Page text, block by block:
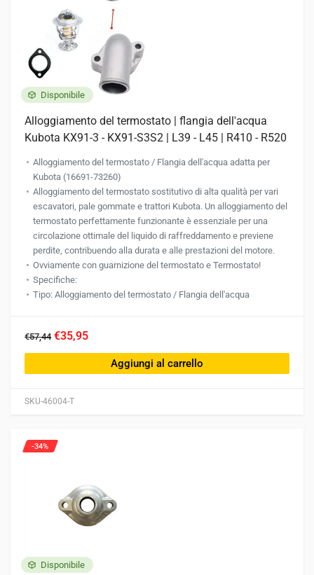
Disponibile
SKU-46004-T
Alloggiamento del termostato | flangia dell'acqua
Kubota KX91-3 - KX91-S3S2 | L39 - L45 | R410 - R520
Alloggiamento del termostato / Flangia dell'acqua adatta per
Kubota (16691-73260)
Alloggiamento del termostato sostitutivo di alta qualità per vari
escavatori, pale gommate e trattori Kubota. Un alloggiamento del
termostato perfettamente funzionante è essenziale per una
circolazione ottimale del liquido di raffreddamento e previene
perdite, contribuendo alla durata e alle prestazioni del motore.
Ovviamente con guarnizione del termostato e Termostato!
Specifiche:
Tipo: Alloggiamento del termostato / Flangia dell'acqua
€57,44 €35,95
Aggiungi al carrello
Disponibile
-34%